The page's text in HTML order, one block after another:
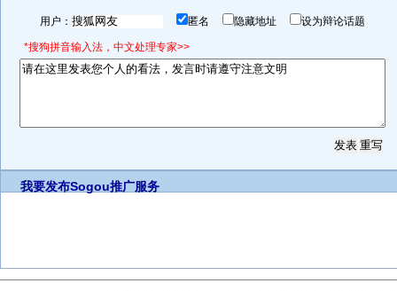
用户： 匿名 隐藏地址 设为辩论话题
*搜狗拼音输入法，中文处理专家>>
我要发布Sogou推广服务